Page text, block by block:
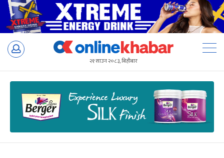
Skip
२१ साउन २०८३, बिहीबार